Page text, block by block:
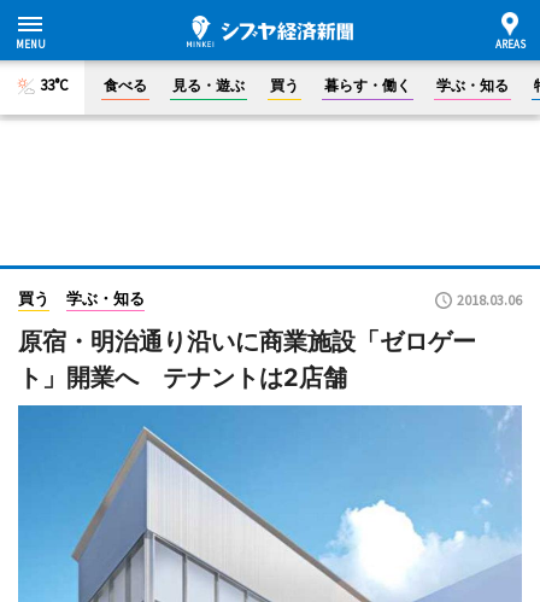
33°C 食べる 見る・遊ぶ 買う 暮らす・働く 学ぶ・知る
買う 学ぶ・知る 2018.03.06
原宿・明治通り沿いに商業施設「ゼロゲー
ト」開業へ テナントは2店舗